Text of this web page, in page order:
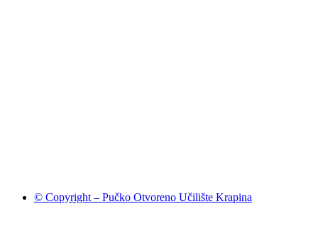
© Copyright – Pučko Otvoreno Učilište Krapina